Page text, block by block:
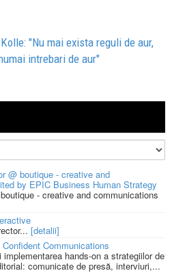
"Nu mai exista reguli de aur,
intrebari de aur"
@ boutique - creative and
by EPIC Business Human Strategy
- creative and communications
[detalii]
Communications
hands-on a strategiilor de
comunicate de presă, interviuri,...